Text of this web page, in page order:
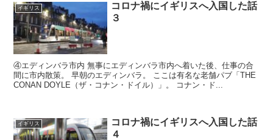
イギリス
コロナ禍にイギリスへ入国した話
３
④エディンバラ市内 無事にエディンバラ市内へ着いた後、仕事の合
間に市内散策。 早朝のエディンバラ。 ここは有名な老舗パブ「THE
CONAN DOYLE（ザ・コナン・ドイル）」。 コナン・ド...
イギリス
コロナ禍にイギリスへ入国した話
４